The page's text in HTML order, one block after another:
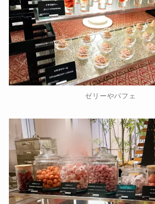
ゼリーやパフェ